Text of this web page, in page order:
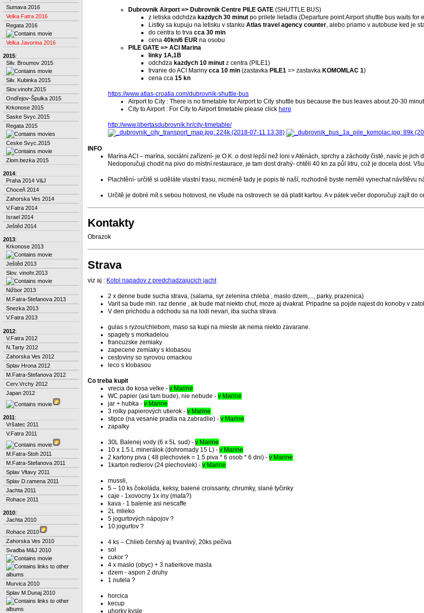
Sumava 2016
Velka Fatra 2016
Regata 2016
Velka Javorina 2016
2015:
Silv. Broumov 2015
Silv. Kubinka 2015
Slov.vinohr.2015
Ondřejov-Špulka 2015
Krkonose 2015
Saske Svyc.2015
Regata 2015
Ceske Svyc.2015
Zlom.bezka 2015
2014:
Praha 2014 V&J
Choceň 2014
Zahorska Ves 2014
V.Fatra 2014
Israel 2014
Ještěd 2014
2013:
Krkonose 2013
Ještěd 2013
Slov. vinohr.2013
Nižbor 2013
M.Fatra-Stefanova 2013
Snezka 2013
V.Fatra 2013
2012:
V.Fatra 2012
N.Tarty 2012
Zahorska Ves 2012
Splav Hrona 2012
M.Fatra-Stefanova 2012
Cerv.Vrchy 2012
Japan 2012
2011:
Vršatec 2011
V.Fatra 2011
M.Fatra-Stoh 2011
M.Fatra-Stefanova 2011
Splav Vltavy 2011
Splav D.ramena 2011
Jachta 2011
Rohace 2011
2010:
Jachta 2010
Rohace 2010
Zahorska Ves 2010
Svadba M&J 2010
Murvica 2010
Splav M.Dunaj 2010
Dubrovnik Airport => Dubrovnik Centre PILE GATE (SHUTTLE BUS)
z letiska odchdza kazdych 30 minut po prilete lietadla (Departure point:Airport shuttle bus waits
Listky sa kupuju na letisku v stanku Atlas travel agency counter, alebo priamo v autobuse ked je
do centra to trva cca 30 min
cena 40kn/6 EUR na osobu
PILE GATE => ACI Marina
linky 1A,1B
odchdza kazdych 10 minut z centra (PILE1)
trvanie do ACI Mariny cca 10 min (zastavka PILE1 => zastavka KOMOMLAC 1)
cena cca 15 kn
https://www.atlas-croatia.com/dubrovnik-shuttle-bus
Airport to City : There is no timetable for Airport to City shuttle bus because the bus leaves about 20-30
City to Airport : For City to Airport timetable please click here
http://www.libertasdubrovnik.hr/city-timetable/
INFO
Marína ACI – marína, sociální zařízení- je O.K. o dost lepší než loni v Aténách, sprchy a záchody čisté, navíc je
Nedoporučuji chodit na pivo do místní restaurace, je tam dost drahý- chtěli 40 kn za půl litru, což je docela dost.
Plachtění- určitě si uděláte vlastní trasu, nicméně tady je popis té naší, rozhodně byste neměli vynechat návštěvu
Určitě je dobré mít s sebou hotovost, ne všude na ostrovech se dá platit kartou. A v pátek večer doporučuji zajít
Kontakty
Obrazok
Strava
viz aj : Kotol napadov z predchadzajucich jacht
2 x denne bude sucha strava, (salama, syr zelenina chleba , maslo dzem,..., parky, prazenica)
Varit sa bude min. raz denne , ak bude mat niekto chut, moze aj dvakrat. Pripadne sa pojde najest do konoby v
V den prichodu a odchodu sa na lodi nevari, iba sucha strava.
gulas s ryzou/chlebom, maso sa kupi na mieste ak nema niekto zavarane.
spagety s morkadelou
francuzske zemiaky
zapecene zemiaky s klobasou
cestoviny so syrovou omackou
leco s klobasou
Co treba kupit
vrecia do kosa velke - v Marine
WC papier (asi tam bude), nie nebude - v Marine
jar + hubka - v Marine
3 rolky papierových utierok - v Marine
stipce (na vesanie pradla na zabradlie) - v Marine
zapalky
30L Balenej vody (6 x 5L sud) - v Marine
10 x 1.5 L minerálok (dohromady 15 L) - v Marine
2 kartony piva ( 48 plechoviek = 1.5 piva * 6 osob * 6 dni) - v Marine
1karton redlerov (24 plechoviek) - v Marine
mussli,
5 – 10 ks čokoláda, keksy, balené croissanty, chrumky, slané tyčinky
caje - 1xovocny 1x iny (mata?)
kava - 1 balenie asi nescaffe
2L mlieko
5 jogurtových nápojov ?
10 jogurtov ?
4 ks – Chlieb čerstvý aj trvanlivý, 20ks pečiva
sol
cukor ?
4 x maslo (obyc) + 3 natierkove masla
dzem - aspon 2 druhy
1 nutela ?
horcica
kecup
uhorky kysle